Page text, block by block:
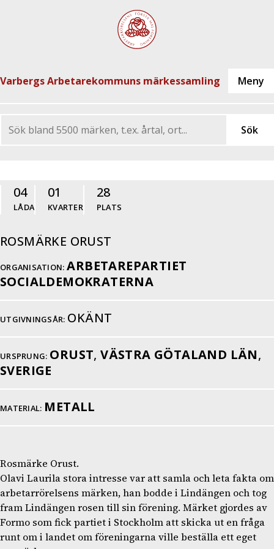
Varbergs Arbetarekommuns märkessamling
04
LÅDA
01
KVARTER
28
PLATS
ROSMÄRKE ORUST
ORGANISATION: ARBETAREPARTIET
SOCIALDEMOKRATERNA
UTGIVNINGSÅR: OKÄNT
URSPRUNG: ORUST,VÄSTRA GÖTALAND LÄN,
SVERIGE
MATERIAL: METALL
Rosmärke Orust.
Olavi Laurila stora intresse var att samla och leta fakta om
arbetarrörelsens märken, han bodde i Lindängen och tog
fram Lindängen rosen till sin förening. Märket gjordes av
Formo som fick partiet i Stockholm att skicka ut en fråga
runt om i landet om föreningarna ville beställa ett eget